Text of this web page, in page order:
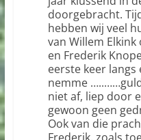
doorgebracht.
hebben wij veel
van Willem
en Frederik
eerste keer langs
nemme
niet af, liep door
gewoon geen
Ook van die